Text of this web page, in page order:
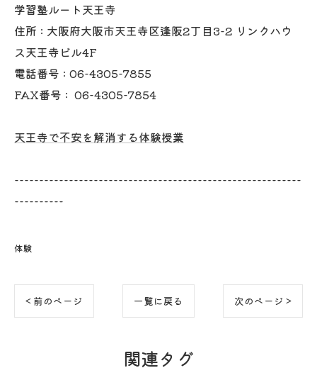
学習塾ルート天王寺
住所 : 大阪府大阪市天王寺区逢阪2丁目3-2 リンクハウ
ス天王寺ビル4F
電話番号 : 06-4305-7855
FAX番号 : 06-4305-7854
天王寺で不安を解消する体験授業
----------------------------------------------------------
----------
体験
< 前のページ 一覧に戻る 次のページ >
関連タグ